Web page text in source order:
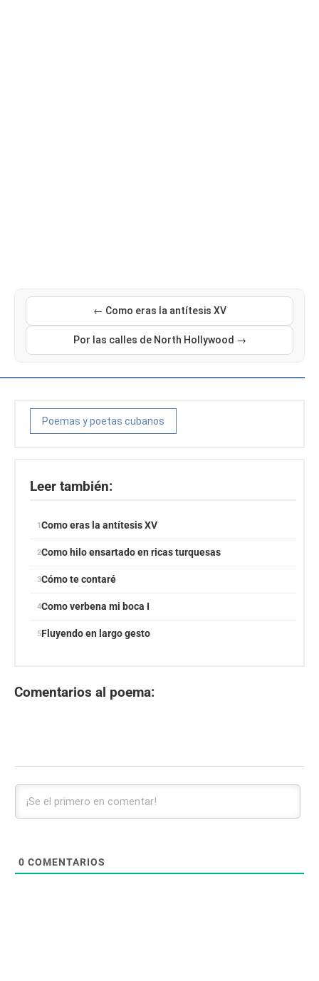
← Como eras la antítesis XV
Por las calles de North Hollywood →
Poemas y poetas cubanos
Leer también:
Como eras la antítesis XV
Como hilo ensartado en ricas turquesas
Cómo te contaré
Como verbena mi boca I
Fluyendo en largo gesto
Comentarios al poema:
0 COMENTARIOS